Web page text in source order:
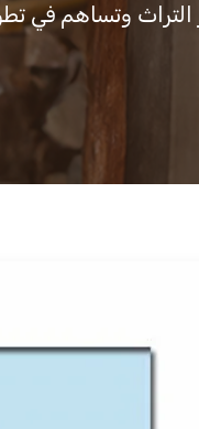
التراث وتساهم في